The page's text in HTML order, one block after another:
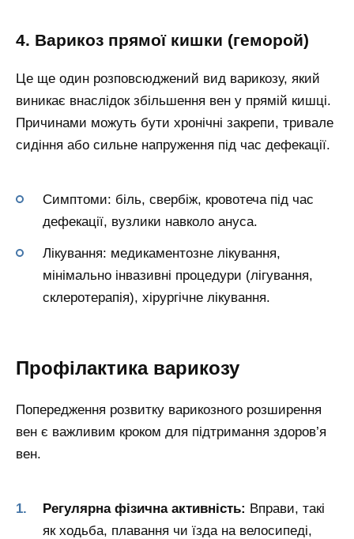
4. Варикоз прямої кишки (геморой)
Це ще один розповсюджений вид варикозу, який
виникає внаслідок збільшення вен у прямій кишці.
Причинами можуть бути хронічні закрепи, тривале
сидіння або сильне напруження під час дефекації.
Симптоми: біль, свербіж, кровотеча під час
дефекації, вузлики навколо ануса.
Лікування: медикаментозне лікування,
мінімально інвазивні процедури (лігування,
склеротерапія), хірургічне лікування.
Профілактика варикозу
Попередження розвитку варикозного розширення
вен є важливим кроком для підтримання здоров’я
вен.
Регулярна фізична активність: Вправи, такі
як ходьба, плавання чи їзда на велосипеді,